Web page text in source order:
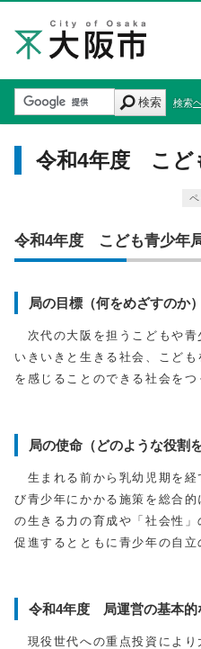
検索 検索
令和4年度 こど
令和4年度 こども青少年
局の目標（何をめざすのか）
次代の大阪を担うこどもや青
いきいきと生きる社会、こど
を感じることのできる社会をつ
局の使命（どのような役割
生まれる前から乳幼児期を経
び青少年にかかる施策を総合
の生きる力の育成や「社会性
促進するとともに青少年の自立
令和4年度 局運営の基本的
現役世代への重点投資により